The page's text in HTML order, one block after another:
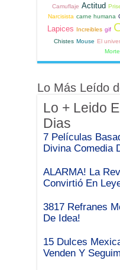
Camuflaje Actitud
Narcisista carne humana
Lapices Increibles gif
Chistes Mouse El
Lo Más Leído
Lo + Leido
Dias
7 Películas
Divina Comedia
ALARMA! La
Convirtió En
3817 Refranes
De Idea!
15 Dulces
Venden Y